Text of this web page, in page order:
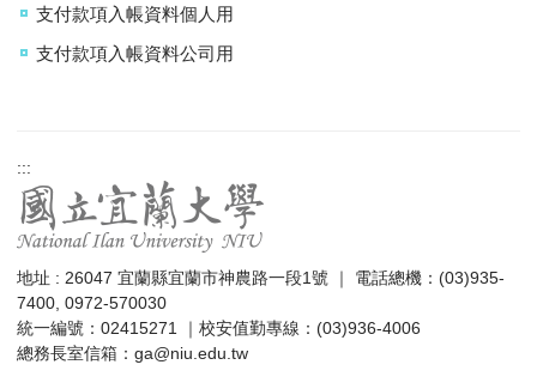
支付款項入帳資料個人用
支付款項入帳資料公司用
:::
地址 : 26047 宜蘭縣宜蘭市神農路一段1號 ｜ 電話總機：(03)935-
7400, 0972-570030
統一編號：02415271 ｜校安值勤專線：(03)936-4006
總務長室信箱： ga@niu.edu.tw